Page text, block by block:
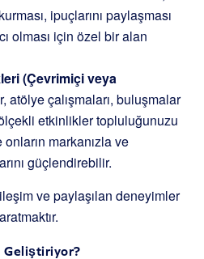
ipuçlarını paylaşması
olması için özel bir alan
(Çevrimiçi veya
atölye çalışmaları, buluşmalar
etkinlikler topluluğunuzu
markanızla ve
güçlendirebilir.
ve paylaşılan deneyimler
Geliştiriyor?